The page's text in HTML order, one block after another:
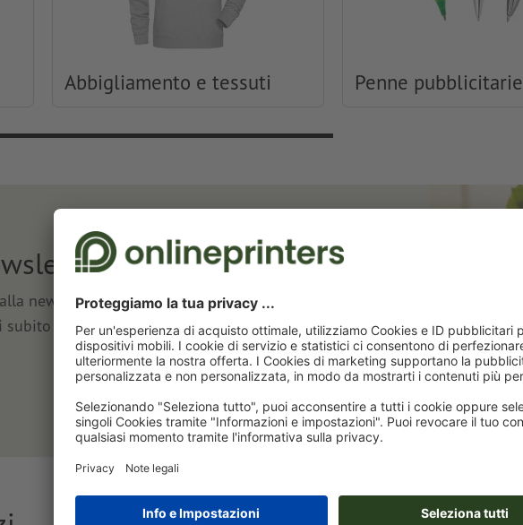
Abbigliamento e tessuti Penne pubblicitarie
e risparmia il 15%!
newsletter. Vi terremo aggiornati sulle promozioni
subito e approfitta dello sconto di benvenuto!